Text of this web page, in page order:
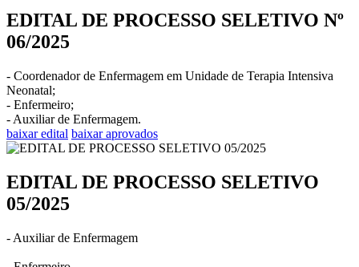
EDITAL DE PROCESSO SELETIVO Nº
06/2025
- Coordenador de Enfermagem em Unidade de Terapia Intensiva
Neonatal;
- Enfermeiro;
- Auxiliar de Enfermagem.
baixar edital baixar aprovados
EDITAL DE PROCESSO SELETIVO
05/2025
- Auxiliar de Enfermagem